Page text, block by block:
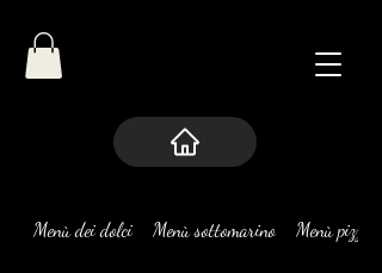
Menù dei dolci Menù sottomarino Menù pizze